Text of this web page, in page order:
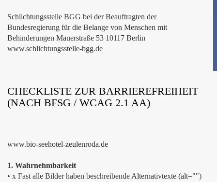
Schlichtungsstelle BGG bei der Beauftragten der
Bundesregierung für die Belange von Menschen mit
Behinderungen Mauerstraße 53 10117 Berlin
www.schlichtungsstelle-bgg.de
CHECKLISTE ZUR BARRIEREFREIHEIT
(NACH BFSG / WCAG 2.1 AA)
www.bio-seehotel-zeulenroda.de
1. Wahrnehmbarkeit
• x Fast alle Bilder haben beschreibende Alternativtexte (alt="")